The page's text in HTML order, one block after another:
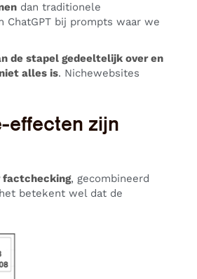
dan traditionele
bij prompts waar we
de stapel gedeeltelijk over en
alles is. Nichewebsites
effecten zijn
factchecking, gecombineerd
betekent wel dat de